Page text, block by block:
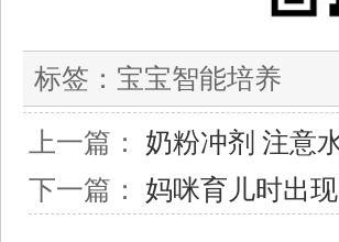
标签： 宝宝智能培养
上一篇： 奶粉冲剂 注意
下一篇： 妈咪育儿时出